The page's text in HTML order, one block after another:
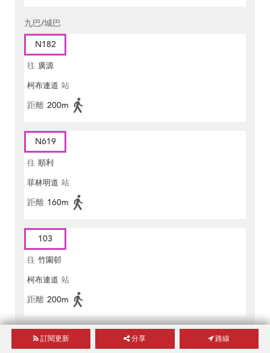
九巴/城巴
N182
往 廣源
柯布連道 站
距離 200m
N619
往 順利
菲林明道 站
距離 160m
103
往 竹園邨
柯布連道 站
距離 200m
182
訂閱更新 分享 路線